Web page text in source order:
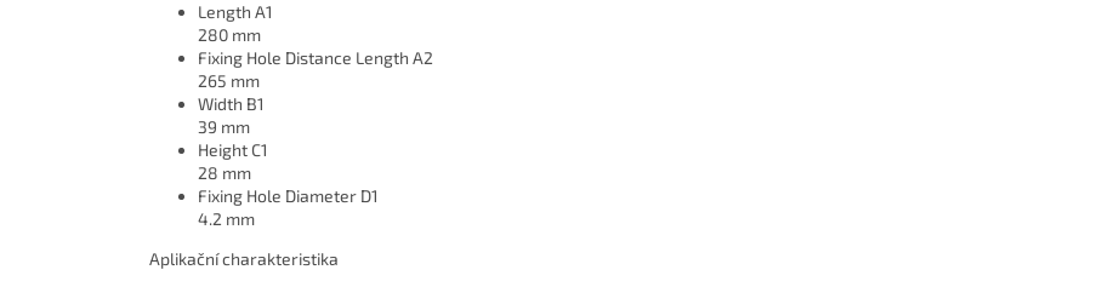
Length A1
280 mm
Fixing Hole Distance Length A2
265 mm
Width B1
39 mm
Height C1
28 mm
Fixing Hole Diameter D1
4.2 mm
Aplikační charakteristika